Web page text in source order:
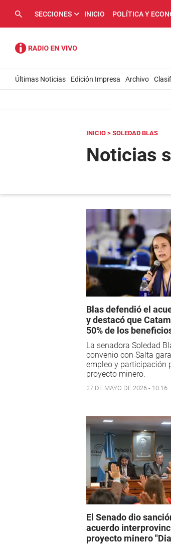
SECCIONES INICIO POLÍTICA Y
Últimas Noticias Edición Impresa Archivo
INICIO > SOLEDAD BLAS
Noticias
Blas defendió el
y destacó que
50% de los
La senadora Soledad
convenio con Salta
empleo y participación
proyecto minero.
27 DE MAYO DE 2026 - 10:16
El Senado dio
acuerdo
proyecto minero